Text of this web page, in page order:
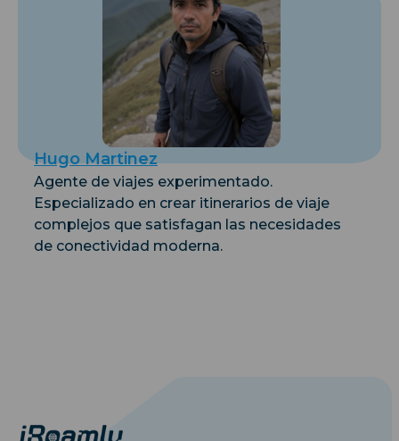
Hugo Martinez
Agente de viajes experimentado.
Especializado en crear itinerarios de viaje
complejos que satisfagan las necesidades
de conectividad moderna.